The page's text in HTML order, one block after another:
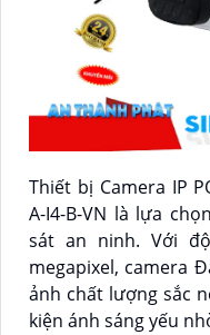
Thiết bị Camera IP
A-I4-B-VN là lựa
sát an ninh. Với
megapixel, camera
ảnh chất lượng sắc
kiện ánh sáng yếu